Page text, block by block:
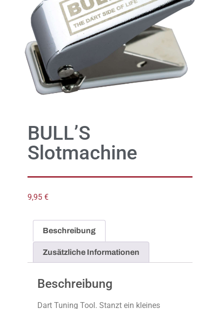
BULL’S
Slotmachine
9,95 €
Beschreibung
Zusätzliche Informationen
Beschreibung
Dart Tuning Tool. Stanzt ein kleines